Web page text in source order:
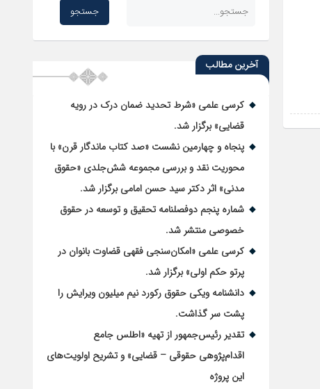
آخرین مطالب
کرسی علمی «شرط تحدید ضمان درک در رویه
قضایی» برگزار شد.
پنجاه و چهارمین نشست «صد کتاب ماندگار قرن» با
محوریت نقد و بررسی مجموعه شش‌جلدی «حقوق
مدنی» اثر دکتر سید حسن امامی برگزار شد.
شماره پنجم دوفصلنامه تحقیق و توسعه در حقوق
خصوصی منتشر شد.
کرسی علمی «امکان‌سنجی فقهی قضاوت بانوان در
پرتو حکم اولی» برگزار شد.
دانشنامه ویکی حقوق رکورد نیم میلیون ویرایش را
پشت سر گذاشت.
تقدیر رئیس‌جمهور از تهیه «اطلس جامع
اقدام‌پژوهی حقوقی – قضایی» و تشریح اولویت‌های
این پروژه